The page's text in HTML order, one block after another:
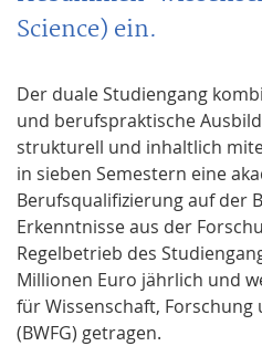
Science) ein.
Der duale Studiengang
und berufspraktische
strukturell und inhaltlich
in sieben Semestern eine
Berufsqualifizierung auf der
Erkenntnisse aus der
Regelbetrieb des
Millionen Euro jährlich und
für Wissenschaft, Forschung
(BWFG) getragen.